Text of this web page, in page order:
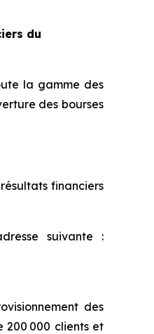
du
la gamme des
des bourses
financiers
suivante :
des
200 000 clients et